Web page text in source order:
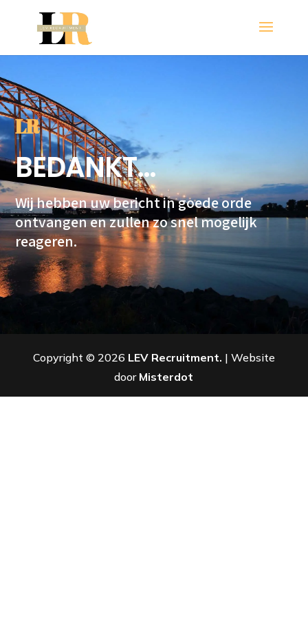
LR
BEDANKT…
Wij hebben uw bericht in goede orde
ontvangen en zullen zo snel mogelijk
reageren.
Copyright © 2026 LEV Recruitment. | Website
door Misterdot